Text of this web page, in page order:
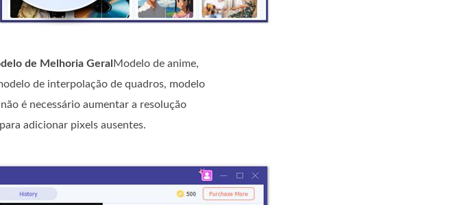
de Melhoria Geral Modelo de anime,
de interpolação de quadros, modelo
não é necessário aumentar a resolução
adicionar pixels ausentes.